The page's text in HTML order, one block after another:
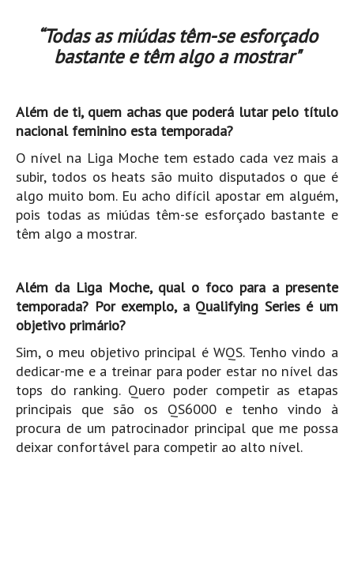
LINHA DE CASCAIS/ESTORIL
Guincho Norte
Parede
Carcavelos HD
Carcavelos Secret HD
Carcavelos - Calhau
COSTA DA CAPARICA HD
Costa da Caparica - C.I.Surf HD
Costa da Caparica - Praia CDS - HD
Costa da Caparica - Marcelino Beach Cafe HD
Costa da Caparica - Fonte da Telha HD
ALENTEJO / ALGARVE
Monte Clérigo HD - O sargo
Quarteira
Faro HD
Faro Surf Spot HD
“Todas as miúdas têm-se esforçado
bastante e têm algo a mostrar"
Além de ti, quem achas que poderá lutar pelo título
nacional feminino esta temporada?
O nível na Liga Moche tem estado cada vez mais a
subir, todos os heats são muito disputados o que é
algo muito bom. Eu acho difícil apostar em alguém,
pois todas as miúdas têm-se esforçado bastante e
têm algo a mostrar.
Além da Liga Moche, qual o foco para a presente
temporada? Por exemplo, a Qualifying Series é um
objetivo primário?
Sim, o meu objetivo principal é WQS. Tenho vindo a
dedicar-me e a treinar para poder estar no nível das
tops do ranking. Quero poder competir as etapas
principais que são os QS6000 e tenho vindo à
procura de um patrocinador principal que me possa
deixar confortável para competir ao alto nível.